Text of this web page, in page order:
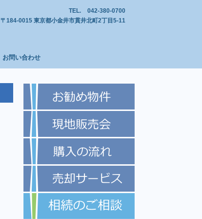
TEL.
042-380-0700
〒184-0015 東京都小金井市貫井北町2丁目5-11
お問い合わせ